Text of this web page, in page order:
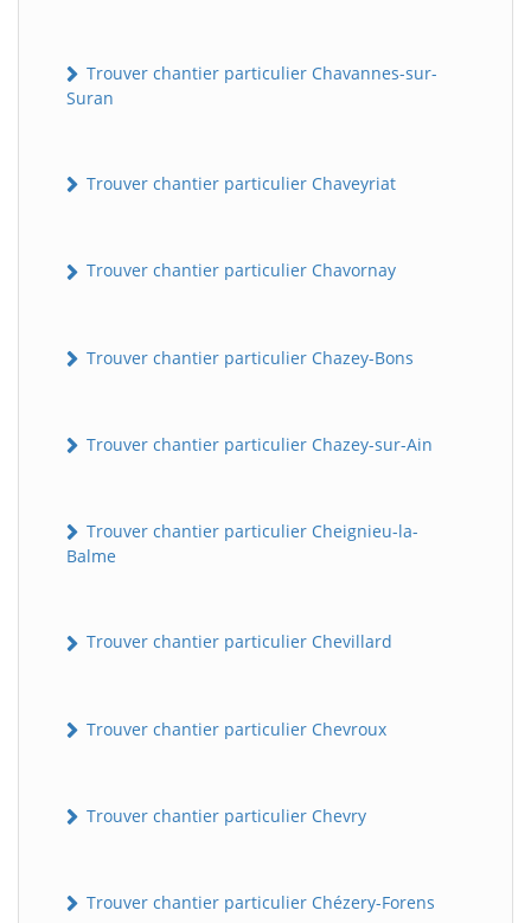
Trouver chantier particulier Chavannes-sur-
Suran
Trouver chantier particulier Chaveyriat
Trouver chantier particulier Chavornay
Trouver chantier particulier Chazey-Bons
Trouver chantier particulier Chazey-sur-Ain
Trouver chantier particulier Cheignieu-la-
Balme
Trouver chantier particulier Chevillard
Trouver chantier particulier Chevroux
Trouver chantier particulier Chevry
Trouver chantier particulier Chézery-Forens